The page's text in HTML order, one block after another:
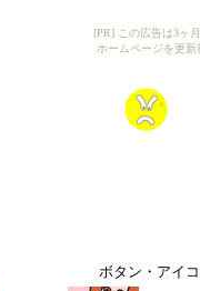
[PR] この広告は3ヶ
ホームページを更
ボタン・アイ